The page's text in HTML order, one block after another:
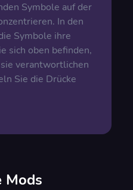
Symbole auf der
In den
Symbole ihre
sich oben befinden,
verantwortlichen
Sie die Drücke
Mods